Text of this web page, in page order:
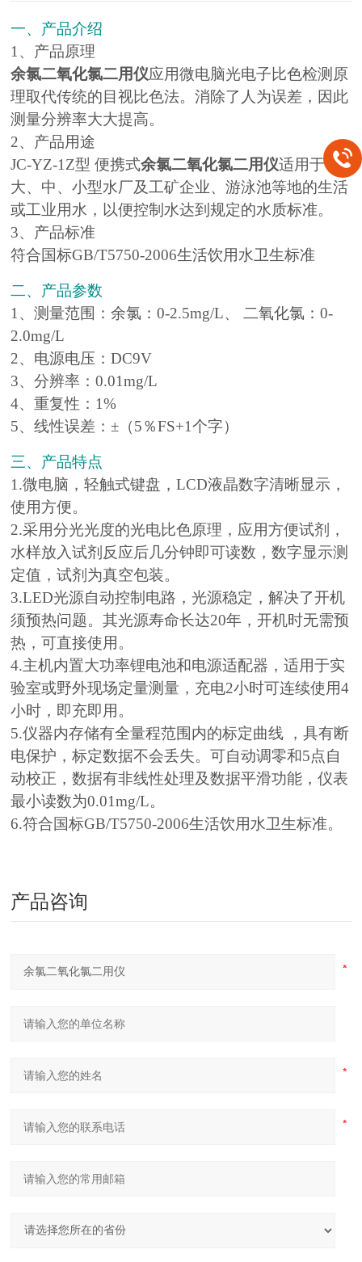
一、产品介绍
1、产品原理
余氯二氧化氯二用仪应用微电脑光电子比色检测原
理取代传统的目视比色法。消除了人为误差，因此
测量分辨率大大提高。
2、产品用途
JC-YZ-1Z型 便携式余氯二氧化氯二用仪适用于
大、中、小型水厂及工矿企业、游泳池等地的生活
或工业用水，以便控制水达到规定的水质标准。
3、产品标准
符合国标GB/T5750-2006生活饮用水卫生标准
二、产品参数
1、测量范围：余氯：0-2.5mg/L、 二氧化氯：0-
2.0mg/L
2、电源电压：DC9V
3、分辨率：0.01mg/L
4、重复性：1%
5、线性误差：±（5％FS+1个字）
三、产品特点
1.微电脑，轻触式键盘，LCD液晶数字清晰显示，
使用方便。
2.采用分光光度的光电比色原理，应用方便试剂，
水样放入试剂反应后几分钟即可读数，数字显示测
定值，试剂为真空包装。
3.LED光源自动控制电路，光源稳定，解决了开机
须预热问题。其光源寿命长达20年，开机时无需预
热，可直接使用。
4.主机内置大功率锂电池和电源适配器，适用于实
验室或野外现场定量测量，充电2小时可连续使用4
小时，即充即用。
5.仪器内存储有全量程范围内的标定曲线 ，具有断
电保护，标定数据不会丢失。可自动调零和5点自
动校正，数据有非线性处理及数据平滑功能，仪表
最小读数为0.01mg/L。
6.符合国标GB/T5750-2006生活饮用水卫生标准。
产品咨询